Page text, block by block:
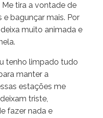
Me tira a vontade de
bagunçar mais. Por
muito animada e
tenho limpado tudo
manter a
estações me
triste,
fazer nada e